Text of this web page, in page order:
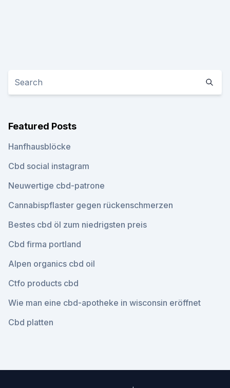
Featured Posts
Hanfhausblöcke
Cbd social instagram
Neuwertige cbd-patrone
Cannabispflaster gegen rückenschmerzen
Bestes cbd öl zum niedrigsten preis
Cbd firma portland
Alpen organics cbd oil
Ctfo products cbd
Wie man eine cbd-apotheke in wisconsin eröffnet
Cbd platten